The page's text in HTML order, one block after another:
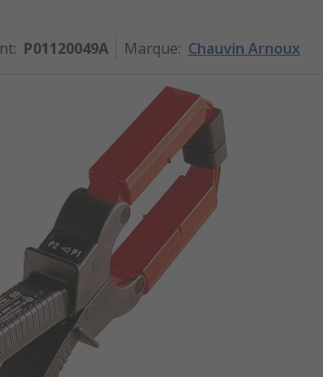
: P01120049A Marque: Chauvin Arnoux